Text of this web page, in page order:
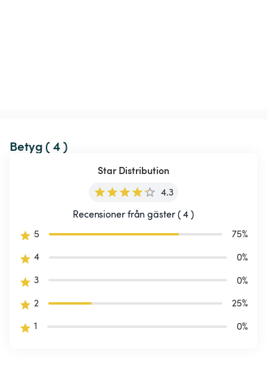
Betyg ( 4 )
Star Distribution
4.3
Recensioner från gäster ( 4 )
5
75%
4
0%
3
0%
2
25%
1
0%